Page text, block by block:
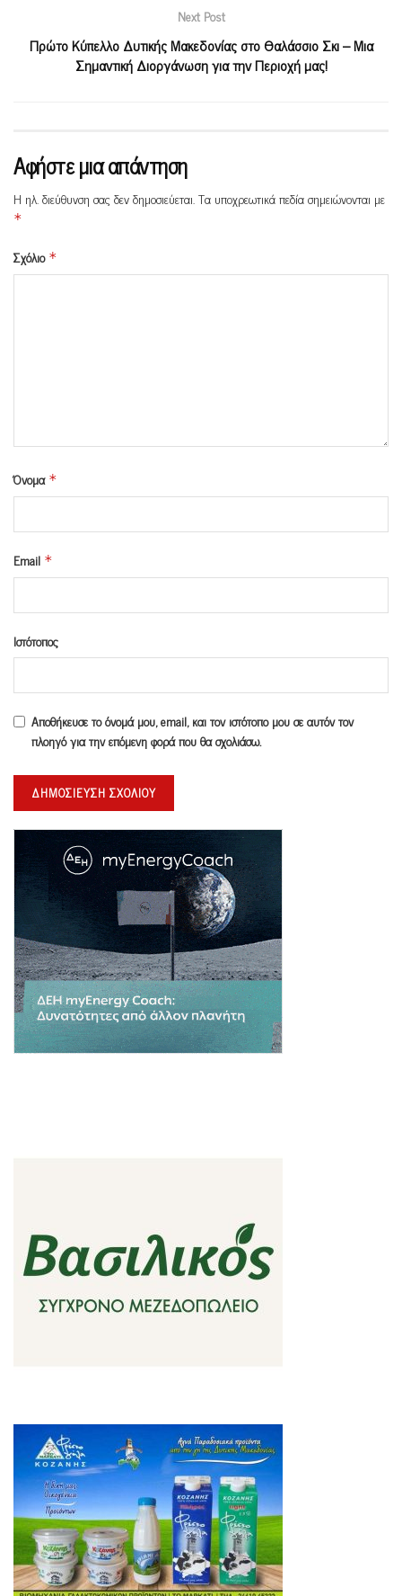
Next Post
Πρώτο Κύπελλο Δυτικής Μακεδονίας στο Θαλάσσιο Σκι – Μια
Σημαντική Διοργάνωση για την Περιοχή μας!
Αφήστε μια απάντηση
Η ηλ. διεύθυνση σας δεν δημοσιεύεται.Τα υποχρεωτικά πεδία σημειώνονται με
*
Σχόλιο *
Όνομα *
Email *
Ιστότοπος
Αποθήκευσε το όνομά μου, email, και τον ιστότοπο μου σε αυτόν τον
πλοηγό για την επόμενη φορά που θα σχολιάσω.